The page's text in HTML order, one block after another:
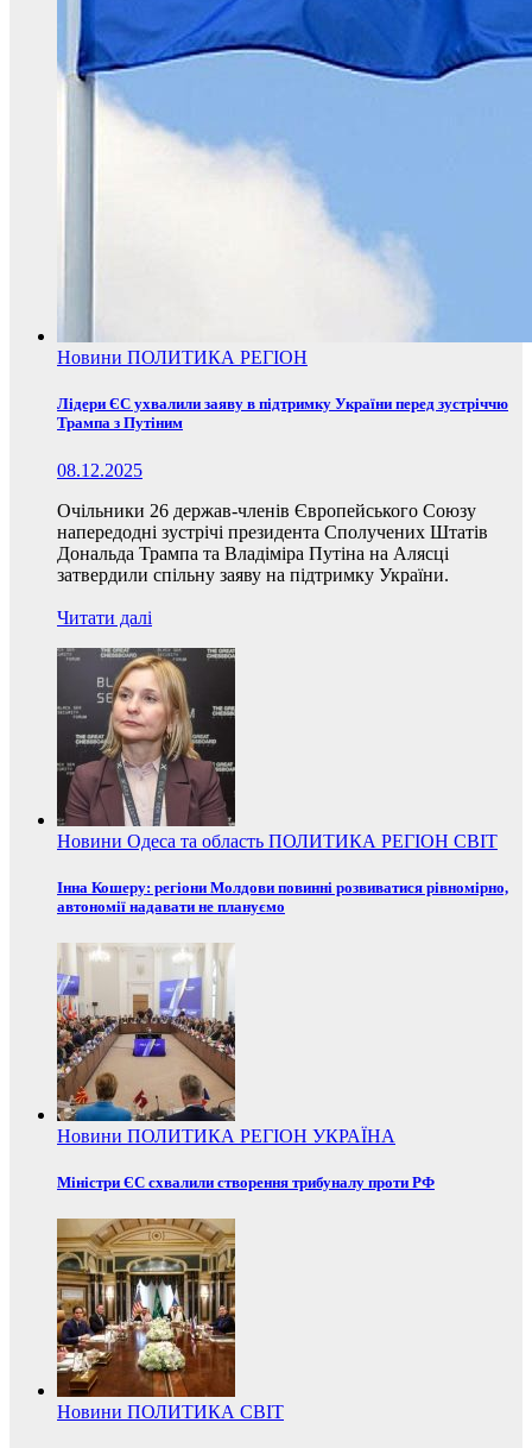
Новини ПОЛИТИКА РЕГІОН
Лідери ЄС ухвалили заяву в підтримку України перед зустріччю
Трампа з Путіним
08.12.2025
Очільники 26 держав-членів Європейського Союзу
напередодні зустрічі президента Сполучених Штатів
Дональда Трампа та Владіміра Путіна на Алясці
затвердили спільну заяву на підтримку України.
Читати далі
Новини Одеса та область ПОЛИТИКА РЕГІОН СВІТ
Інна Кошеру: регіони Молдови повинні розвиватися рівномірно,
автономії надавати не плануємо
Новини ПОЛИТИКА РЕГІОН УКРАЇНА
Міністри ЄС схвалили створення трибуналу проти РФ
Новини ПОЛИТИКА СВІТ